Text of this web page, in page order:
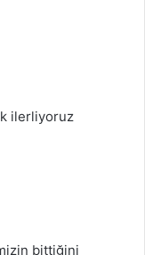
ilerliyoruz
bittiğini